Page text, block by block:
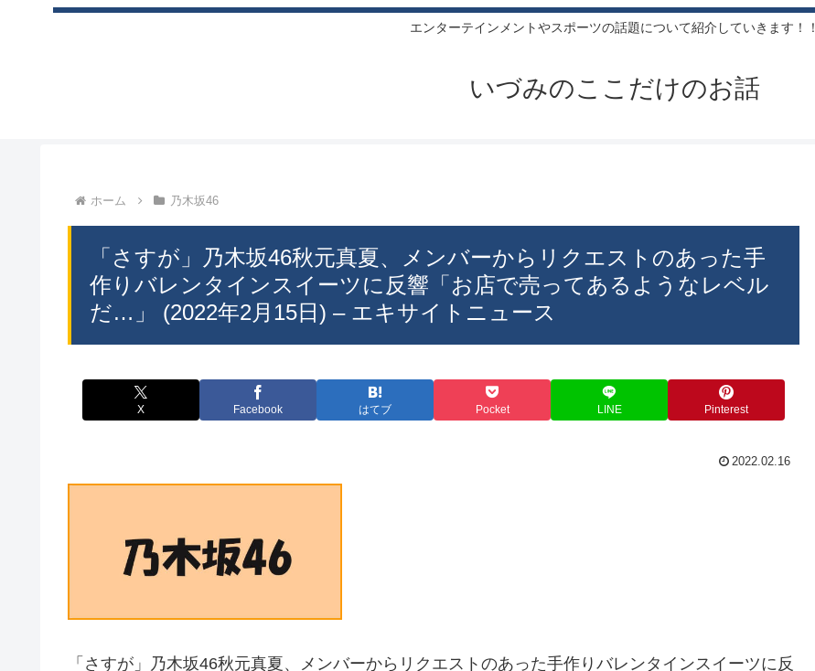
エンターテインメントやスポーツの話題について紹介していきます！！
いづみのここだけのお話
ホーム 乃木坂46
「さすが」乃木坂46秋元真夏、メンバーからリクエストのあった手
作りバレンタインスイーツに反響「お店で売ってあるようなレベル
だ…」 (2022年2月15日) – エキサイトニュース
X Facebook はてブ Pocket LINE Pinterest
2022.02.16
「さすが」乃木坂46秋元真夏、メンバーからリクエストのあった手作りバレンタインスイーツに反